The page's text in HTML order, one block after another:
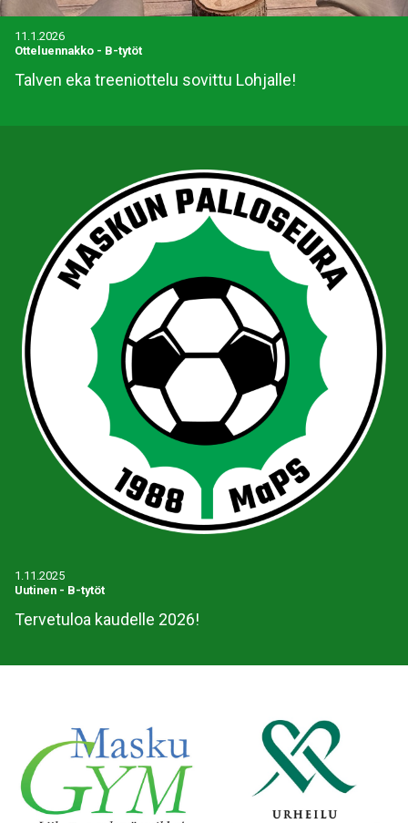
11.1.2026
Otteluennakko - B-tytöt
Talven eka treeniottelu sovittu Lohjalle!
1.11.2025
Uutinen - B-tytöt
Tervetuloa kaudelle 2026!